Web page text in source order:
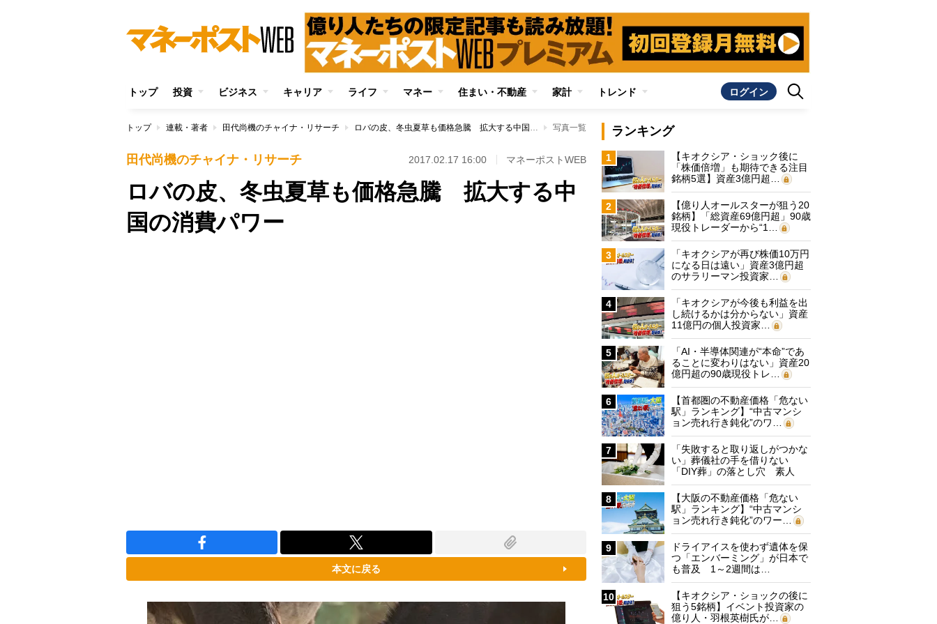
トップ 投資 ビジネス キャリア ライフ マネー 住まい・不動産 家計 トレンド ログイン
トップ 連載・著者 田代尚機のチャイナ・リサーチ ロバの皮、冬虫夏草も価格急騰 拡大する中国の消費パワー 写真一覧
田代尚機のチャイナ・リサーチ 2017.02.17 16:00 マネーポストWEB
ロバの皮、冬虫夏草も価格急騰 拡大する中
国の消費パワー
本文に戻る
ランキング
1
【キオクシア・ショック後に
「株価倍増」も期待できる注目
銘柄5選】資産3億円超…
2
【億り人オールスターが狙う20
銘柄】「総資産69億円超」90歳
現役トレーダーから“1…
3
「キオクシアが再び株価10万円
になる日は遠い」資産3億円超
のサラリーマン投資家…
4
「キオクシアが今後も利益を出
し続けるかは分からない」資産
11億円の個人投資家…
5
「AI・半導体関連が“本命”であ
ることに変わりはない」資産20
億円超の90歳現役トレ…
6
【首都圏の不動産価格「危ない
駅」ランキング】“中古マンシ
ョン売れ行き鈍化”のワ…
7
「失敗すると取り返しがつかな
い」葬儀社の手を借りない
「DIY葬」の落とし穴 素人
に…
8
【大阪の不動産価格「危ない
駅」ランキング】“中古マンシ
ョン売れ行き鈍化”のワー…
9
ドライアイスを使わず遺体を保
つ「エンバーミング」が日本で
も普及 1～2週間は…
10
【キオクシア・ショックの後に
狙う5銘柄】イベント投資家の
億り人・羽根英樹氏が…